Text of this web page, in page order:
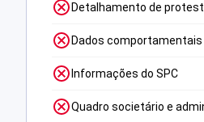
Detalhamento de
Dados comportamentais
Informações do SPC
Quadro societário e